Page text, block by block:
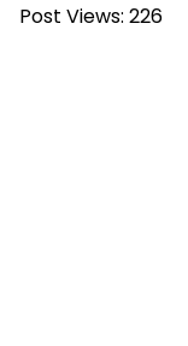
Post Views: 226